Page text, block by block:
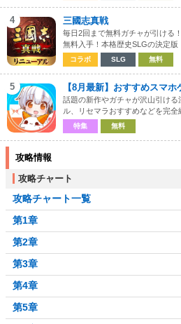
4 三國志真戦
毎日2回まで無料ガチャが引ける
無料入手！本格歴史SLGの決定版
コラボ SLG 無料
5 【8月最新】おすすめスマ
話題の新作やガチャが沢山引ける
ル、リセマラおすすめなどを完全
特集 無料
攻略情報
攻略チャート
攻略チャート一覧
第1章
第2章
第3章
第4章
第5章